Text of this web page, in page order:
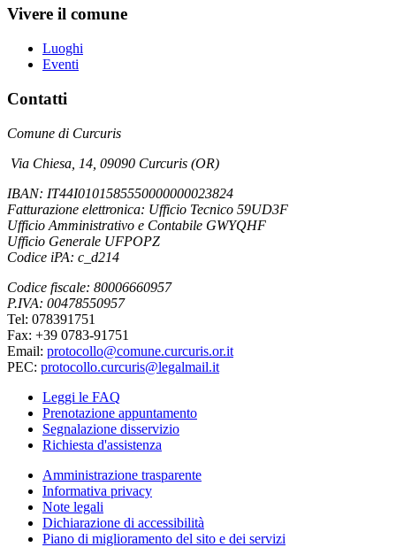
Vivere il comune
Luoghi
Eventi
Contatti
Comune di Curcuris
Via Chiesa, 14 09090 Curcuris (OR)
IBAN: IT44I0101585550000000023824
Fatturazione elettronica: Ufficio Tecnico 59UD3F
Ufficio Amministrativo e Contabile GWYQHF
Ufficio Generale UFPOPZ
Codice iPA: c_d214
Codice fiscale: 80006660957
P.IVA: 00478550957
Tel: 078391751
Fax: +39 0783-91751
Email: protocollo@comune.curcuris.or.it
PEC: protocollo.curcuris@legalmail.it
Leggi le FAQ
Prenotazione appuntamento
Segnalazione disservizio
Richiesta d'assistenza
Amministrazione trasparente
Informativa privacy
Note legali
Dichiarazione di accessibilità
Piano di miglioramento del sito e dei servizi